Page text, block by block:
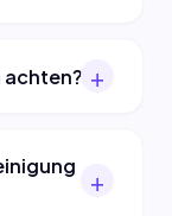
achten?